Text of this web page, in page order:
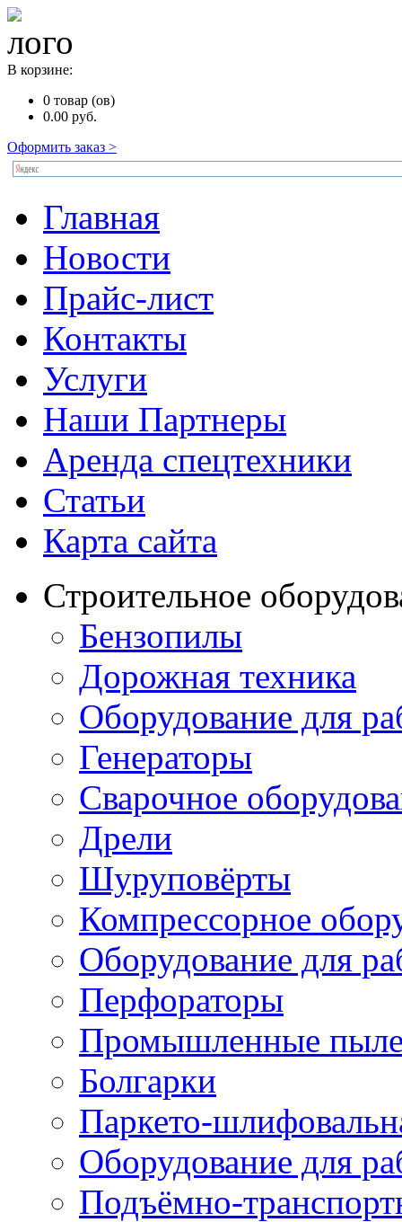
В корзине:
0 товар (ов)
0.00 руб.
Оформить заказ >
Главная
Новости
Прайс-лист
Контакты
Услуги
Наши Партнеры
Аренда спецтехники
Статьи
Карта сайта
Строительное
Бензопилы
Дорожная техника
Оборудование для
Генераторы
Сварочное
Дрели
Шуруповёрты
Компрессорное
Оборудование для
Перфораторы
Промышленные
Болгарки
Паркето-
Оборудование для
Подъёмно-